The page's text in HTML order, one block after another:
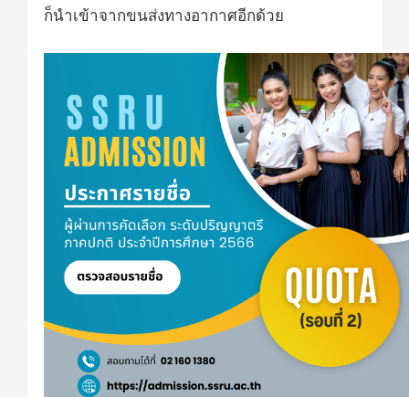
ก็นำเข้าจากขนส่งทางอากาศอีกด้วย